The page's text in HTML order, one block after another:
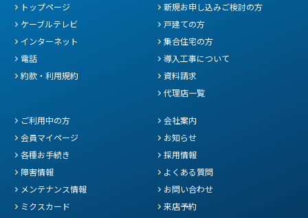
トップページ
ケーブルテレビ
インターネット
電話
約款・利用規約
新規お申し込みご検討の方
戸建ての方
集合住宅の方
導入工事について
資料請求
代理店一覧
ご利用中の方
会員マイページ
各種お手続き
障害情報
メンテナンス情報
ミクスカード
会社案内
お知らせ
採用情報
よくある質問
お問い合わせ
来店予約